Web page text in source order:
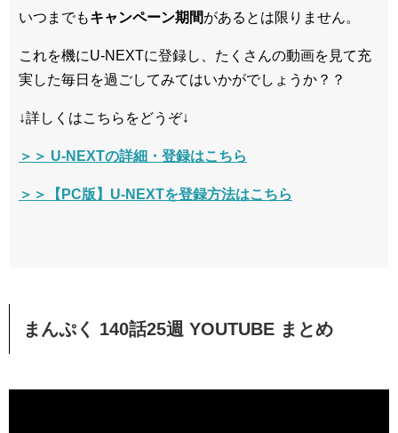
いつまでもキャンペーン期間があるとは限りません。
これを機にU-NEXTに登録し、たくさんの動画を見て充
実した毎日を過ごしてみてはいかがでしょうか？？
↓詳しくはこちらをどうぞ↓
＞＞ U-NEXTの詳細・登録はこちら
＞＞【PC版】U-NEXTを登録方法はこちら
まんぷく 140話25週 YOUTUBE まとめ